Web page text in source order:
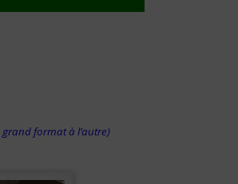
format à l’autre)